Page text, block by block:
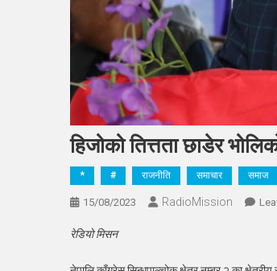
हिजोको तित्तता छाडेर
* # राजनीति समाचार समाज
15/08/2023 RadioMission
रेडियो मिसन